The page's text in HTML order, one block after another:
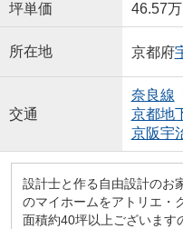
坪単価 46.57万
所在地 京都府
交通
奈良線 「
京都地
京阪宇
設計士と作る自由設計のお
のマイホームをアトリエ
面積約40坪以上ございます